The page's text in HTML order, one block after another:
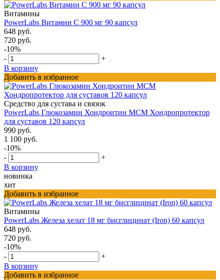
Витамины
PowerLabs Витамин С 900 мг 90 капсул
648 руб.
720 руб.
-10%
-
+
В корзину
Добавить в избранное
Средство для сустава и связок
PowerLabs Глюкозамин Хондроитин МСМ Хондропротектор
для суставов 120 капсул
990 руб.
1 100 руб.
-10%
-
+
В корзину
новинка
хит
Добавить в избранное
Витамины
PowerLabs Железа хелат 18 мг бисглицинат (Iron) 60 капсул
648 руб.
720 руб.
-10%
-
+
В корзину
Добавить в избранное